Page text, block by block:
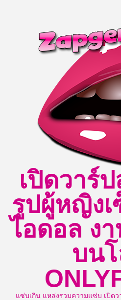
เปิดวาร์
รูปผู้หญิงเ
ไอดอล ง
บน
แซ่บเกิน แหล่งรวมความแซ่บ เปิดว